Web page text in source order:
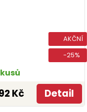
AKČNÍ
-25%
Kč Detail